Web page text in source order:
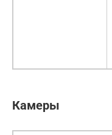
Камеры